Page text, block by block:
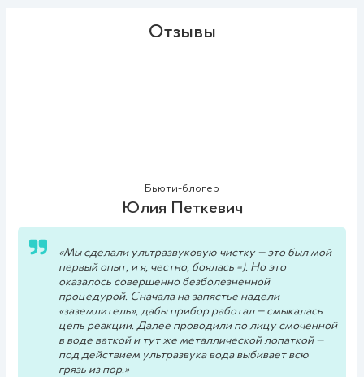
– процедура не только полезная для здоровья, но и
приносящая явный эстетический результат.
Отзывы
Бьюти-блогер
Юлия Петкевич
«Мы сделали ультразвуковую чистку — это был мой
первый опыт, и я, честно, боялась =). Но это
оказалось совершенно безболезненной
процедурой. Сначала на запястье надели
«заземлитель», дабы прибор работал — смыкалась
цепь реакции. Далее проводили по лицу смоченной
в воде ваткой и тут же металлической лопаткой —
под действием ультразвука вода выбивает всю
грязь из пор.»